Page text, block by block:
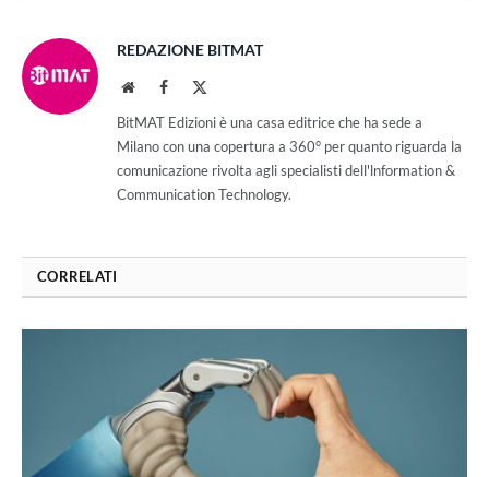
REDAZIONE BITMAT
WebsiteFacebook
BitMAT Edizioni è una casa editrice che ha sede a
Milano con una copertura a 360° per quanto riguarda la
comunicazione rivolta agli specialisti dell'lnformation &
Communication Technology.
CORRELATI